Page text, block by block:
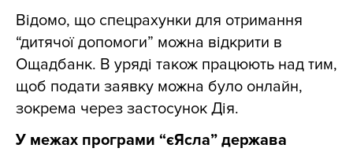
Відомо, що спецрахунки для отримання
“дитячої допомоги” можна відкрити в
Ощадбанк. В уряді також працюють над тим,
щоб подати заявку можна було онлайн,
зокрема через застосунок Дія.
У межах програми “єЯсла” держава